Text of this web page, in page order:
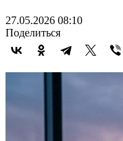
27.05.2026 08:10
Поделиться